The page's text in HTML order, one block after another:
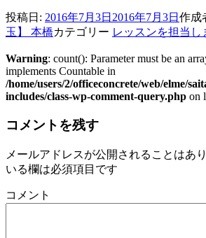
投稿日: 2016年7月3日 2016年7月3日 作成
玉】 本橋カテゴリー レッスンを担当し
Warning: count(): Parameter must be an
implements Countable in
/home/users/2/officeconcrete/web/elme/
includes/class-wp-comment-query.php on
コメントを残す
メールアドレスが公開されることはあり
いる欄は必須項目です
コメント